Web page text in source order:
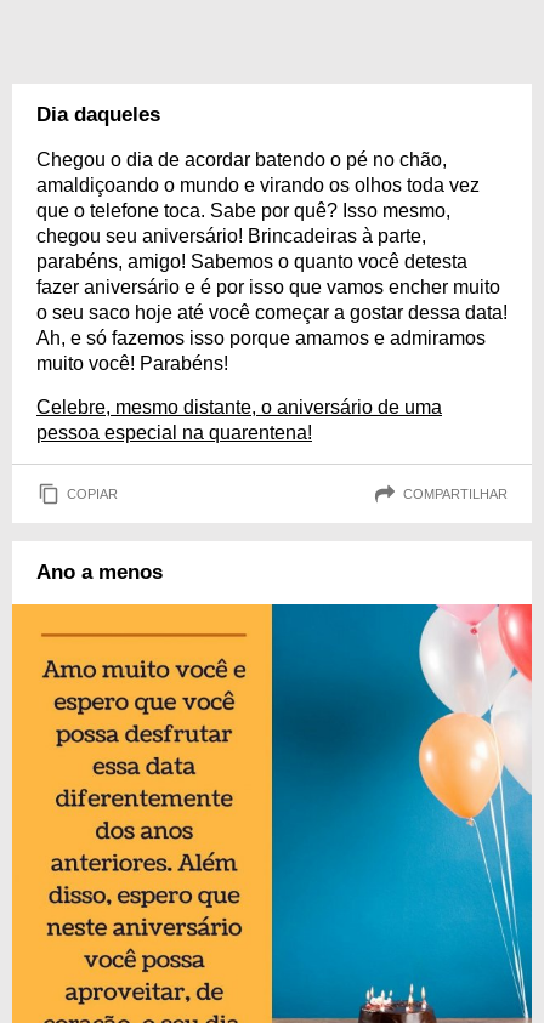
Dia daqueles
Chegou o dia de acordar batendo o pé no chão,
amaldiçoando o mundo e virando os olhos toda vez
que o telefone toca. Sabe por quê? Isso mesmo,
chegou seu aniversário! Brincadeiras à parte,
parabéns, amigo! Sabemos o quanto você detesta
fazer aniversário e é por isso que vamos encher muito
o seu saco hoje até você começar a gostar dessa data!
Ah, e só fazemos isso porque amamos e admiramos
muito você! Parabéns!
Celebre, mesmo distante, o aniversário de uma
pessoa especial na quarentena!
COPIAR COMPARTILHAR
Ano a menos